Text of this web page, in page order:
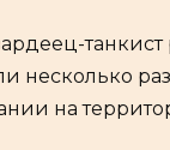
несколько
на